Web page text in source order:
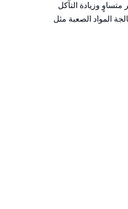
متساوٍ وزيادة التآكل
المواد الصعبة مثل